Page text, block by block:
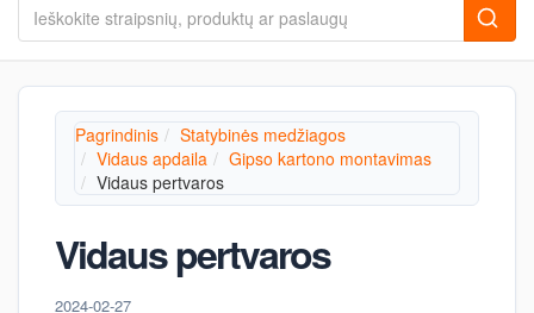
Pagrindinis
Statybinės medžiagos
Vidaus apdaila
Gipso kartono montavimas
Vidaus pertvaros
Vidaus pertvaros
2024-02-27